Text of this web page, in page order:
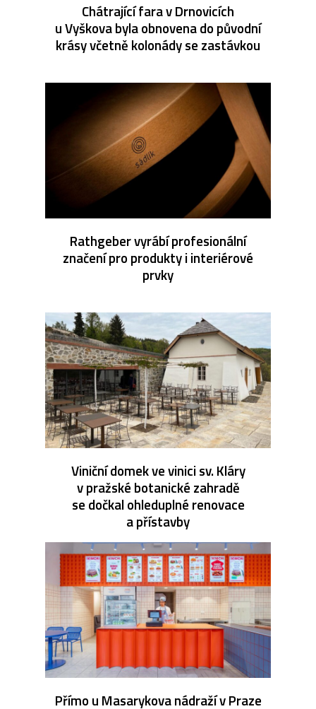
Chátrající fara v Drnovicích
u Vyškova byla obnovena do původní
krásy včetně kolonády se zastávkou
Rathgeber vyrábí profesionální
značení pro produkty i interiérové
prvky
Viniční domek ve vinici sv. Kláry
v pražské botanické zahradě
se dočkal ohleduplné renovace
a přístavby
Přímo u Masarykova nádraží v Praze